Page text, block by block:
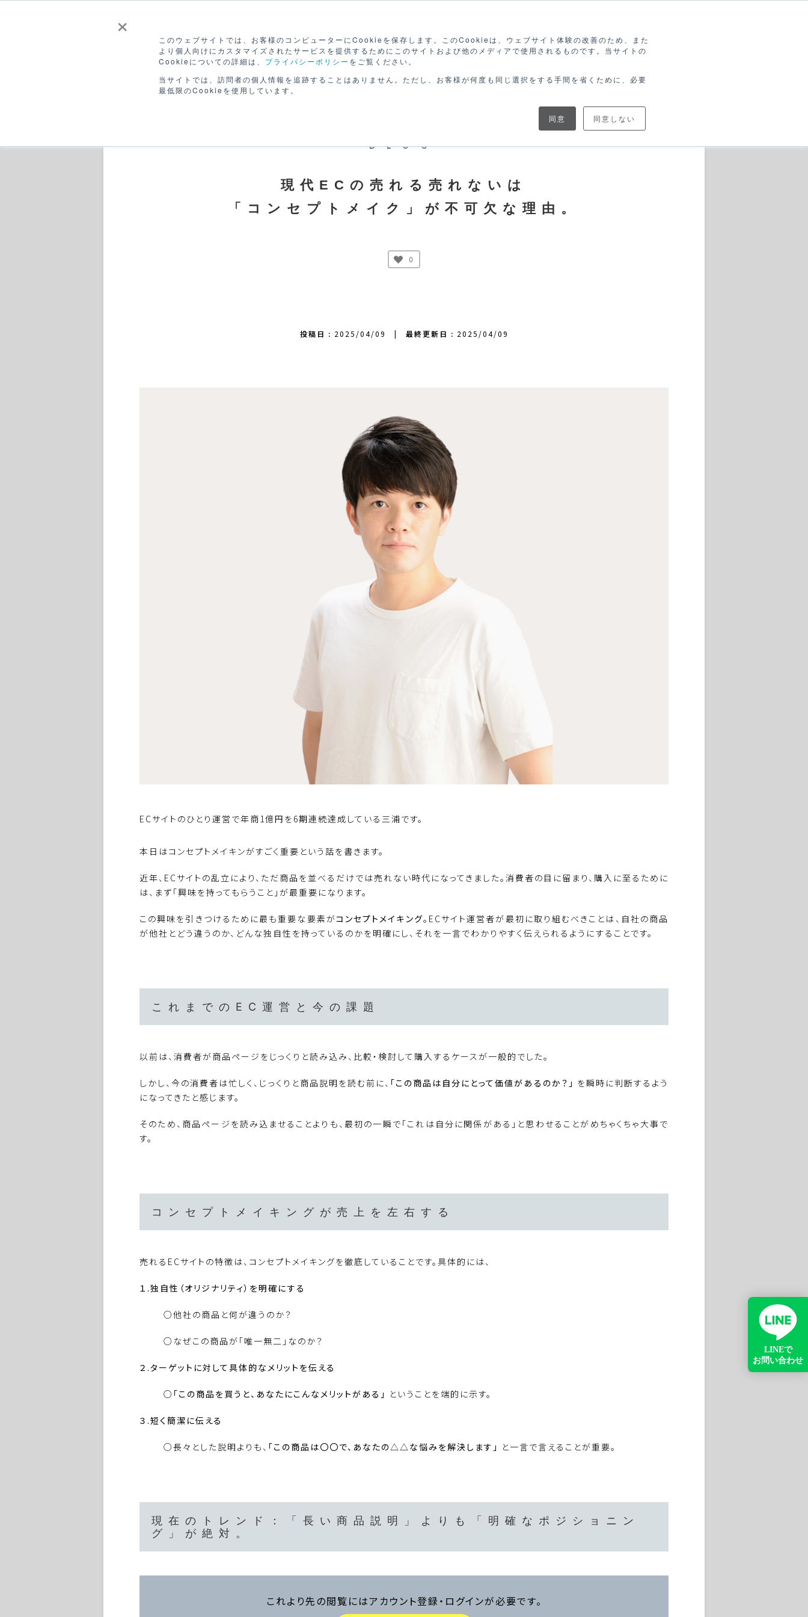
×
このウェブサイトでは、お客様のコンピューターにCookieを保存します。このCookieは、ウェブサイト体験の改善のため、また
より個人向けにカスタマイズされたサービスを提供するためにこのサイトおよび他のメディアで使用されるものです。当サイトの
Cookieについての詳細は、 プライバシーポリシー をご覧ください。
当サイトでは、訪問者の個人情報を追跡することはありません。ただし、お客様が何度も同じ選択をする手間を省くために、必要
最低限のCookieを使用しています。
同意 同意しない
CANVASを
つかう
販路を
ひろげる
セミナーで
学ぶ
学ぶ
パートナー
学ぶ
BLOG
現代ECの売れる売れないは
「コンセプトメイク」が不可欠な理由。
0
投稿日 : 2025/04/09 | 最終更新日 : 2025/04/09
ECサイトのひとり運営で年商1億円を6期連続達成している三浦です。
本日はコンセプトメイキンがすごく重要という話を書きます。
近年、ECサイトの乱立により、ただ商品を並べるだけでは売れない時代になってきました。消費者の目に留まり、購入に至るために
は、まず「興味を持ってもらうこと」が最重要になります。
この興味を引きつけるために最も重要な要素がコンセプトメイキング。ECサイト運営者が最初に取り組むべきことは、自社の商品
が他社とどう違うのか、どんな独自性を持っているのかを明確にし、それを一言でわかりやすく伝えられるようにすることです。
これまでのEC運営と今の課題
以前は、消費者が商品ページをじっくりと読み込み、比較・検討して購入するケースが一般的でした。
しかし、今の消費者は忙しく、じっくりと商品説明を読む前に、 「この商品は自分にとって価値があるのか？」 を瞬時に判断するよう
になってきたと感じます。
そのため、商品ページを読み込ませることよりも、最初の一瞬で「これは自分に関係がある」と思わせることがめちゃくちゃ大事で
す。
コンセプトメイキングが売上を左右する
売れるECサイトの特徴は、コンセプトメイキングを徹底していることです。具体的には、
１.独自性（オリジナリティ）を明確にする
○他社の商品と何が違うのか？
○なぜこの商品が「唯一無二」なのか？
２.ターゲットに対して具体的なメリットを伝える
○「この商品を買うと、あなたにこんなメリットがある」 ということを端的に示す。
３.短く簡潔に伝える
○長々とした説明よりも、 「この商品は〇〇で、あなたの△△な悩みを解決します」 と一言で言えることが重要。
現在のトレンド：「長い商品説明」よりも「明確なポジショニン
グ」が絶対。
これより先の閲覧にはアカウント登録・ログインが必要です。